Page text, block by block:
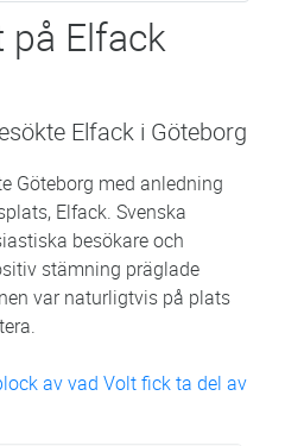
Elfack
Elfack i Göteborg
Göteborg med anledning
Elfack. Svenska
besökare och
stämning präglade
var naturligtvis på plats
av vad Volt fick ta del av